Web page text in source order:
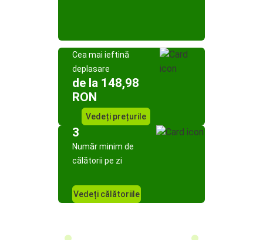
Cea mai ieftină
deplasare
de la 148,98
RON
Vedeți prețurile
3
Număr minim de
călătorii pe zi
Vedeți călătoriile